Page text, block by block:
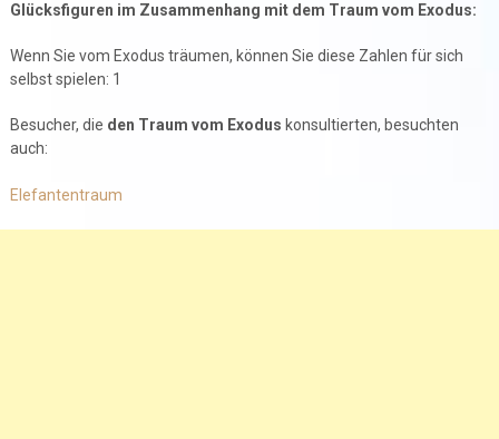
Glücksfiguren im Zusammenhang mit dem Traum vom Exodus:
Wenn Sie vom Exodus träumen, können Sie diese Zahlen für sich
selbst spielen: 1
Besucher, die den Traum vom Exodus konsultierten, besuchten
auch:
Elefantentraum